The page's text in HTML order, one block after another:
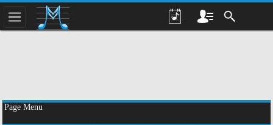
Page Menu